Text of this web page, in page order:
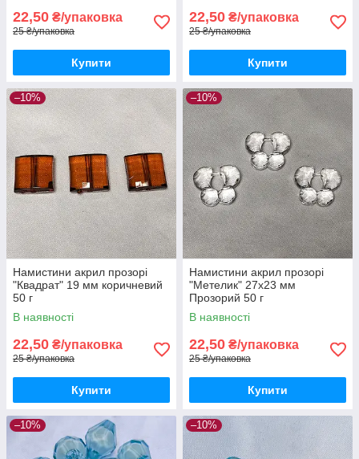
22,50 ₴/упаковка
25 ₴/упаковка
Купити
22,50 ₴/упаковка
25 ₴/упаковка
Купити
–10%
Намистини акрил прозорі
"Квадрат" 19 мм коричневий
50 г
В наявності
22,50 ₴/упаковка
25 ₴/упаковка
Купити
–10%
Намистини акрил прозорі
"Метелик" 27х23 мм
Прозорий 50 г
В наявності
22,50 ₴/упаковка
25 ₴/упаковка
Купити
–10% –10%